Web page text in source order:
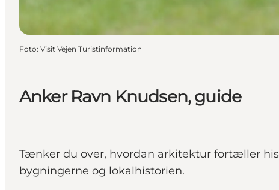
Anker Ravn Knudsen, guide
Tænker du over, hvordan arkitektur fortæller
bygningerne og lokalhistorien.
Foto: Visit Vejen Turistinformation